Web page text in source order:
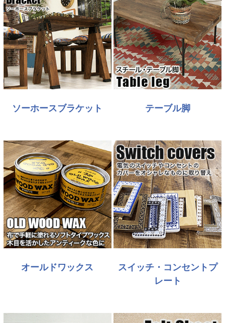
ソーホースブラケット テーブル脚
オールドワックス
スイッチ・コンセントプ
レート